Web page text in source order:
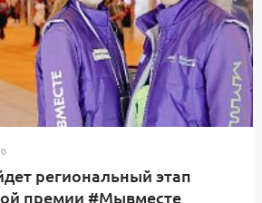
региональный этап
премии #Мывместе